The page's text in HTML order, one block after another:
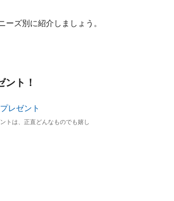
ズ別に紹介しましょう。
ト！
トは、正直どんなものでも嬉し